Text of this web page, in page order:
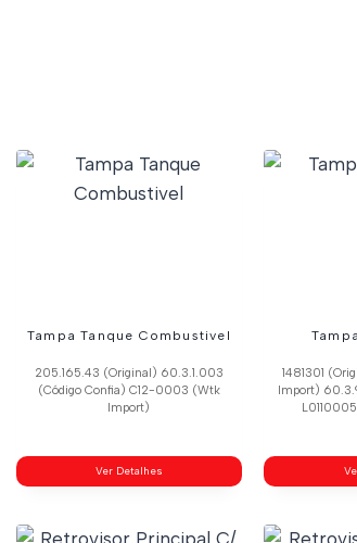
Tampa Tanque Combustivel
205.165.43 (Original) 60.3.1.003
(Código Confia) C12-0003 (Wtk
Import)
Ver Detalhes
1481301
Import)